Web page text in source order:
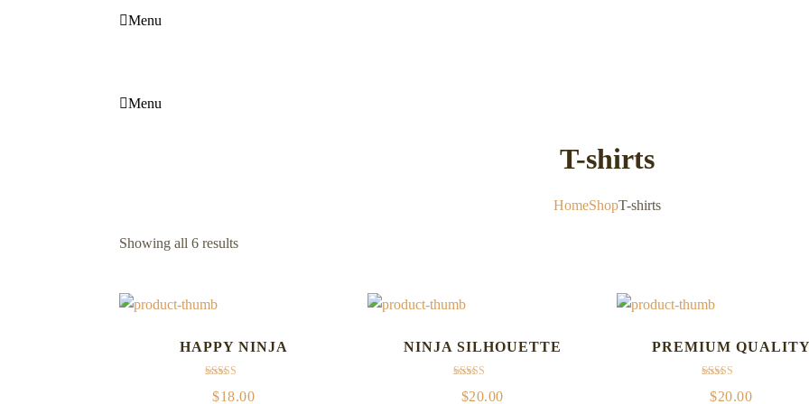
Menu
Menu
T-shirts
HomeShopT-shirts
Showing all 6 results
HAPPY NINJA
$18.00
5.00
NINJA SILHOUETTE
$20.00
5.00
PREMIUM
$20.00
4.50